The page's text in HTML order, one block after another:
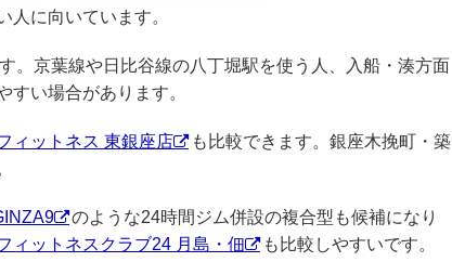
に向いています。
。京葉線や日比谷線の八丁堀駅を使う人、入船・湊方面
い場合があります。
ィットネス 東銀座店
も比較できます。銀座木挽町・築
のような24時間ジム併設の複合型も候補になり
ィットネスクラブ24 月島・佃 も比較しやすいです。